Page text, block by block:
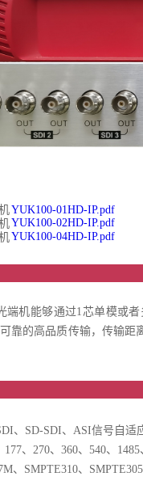
YUK100-01HD-IP.pdf
YUK100-02HD-IP.pdf
YUK100-04HD-IP.pdf
端机能够通过1芯单模或
靠的高品质传输，传输
、SD-SDI、ASI信号自适
、270、360、540、1485
、SMPTE310、